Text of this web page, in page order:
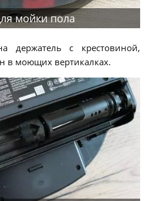
мойки пола
держатель с крестовиной,
в моющих вертикалках.